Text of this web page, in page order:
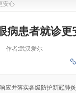
安心
病患者就诊更
作者:武汉爱尔
应并落实各级防护新冠肺